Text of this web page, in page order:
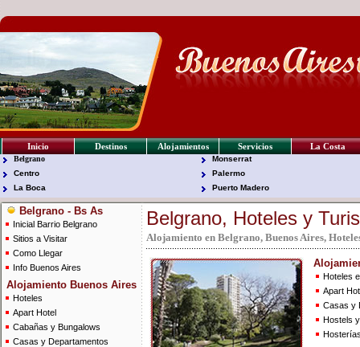
Inicio Destinos Alojamientos Servicios La Costa
Belgrano
Centro
La Boca
Monserrat
Palermo
Puerto Madero
Belgrano - Bs As
Inicial Barrio Belgrano
Sitios a Visitar
Como Llegar
Info Buenos Aires
Alojamiento Buenos Aires
Hoteles
Apart Hotel
Cabañas y Bungalows
Casas y Departamentos
Belgrano, Hoteles y
Alojamiento en Belgrano, Buenos Aires,
Hoteles
Apart
Casas y
Hostels